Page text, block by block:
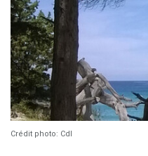
Crédit photo: Cdl